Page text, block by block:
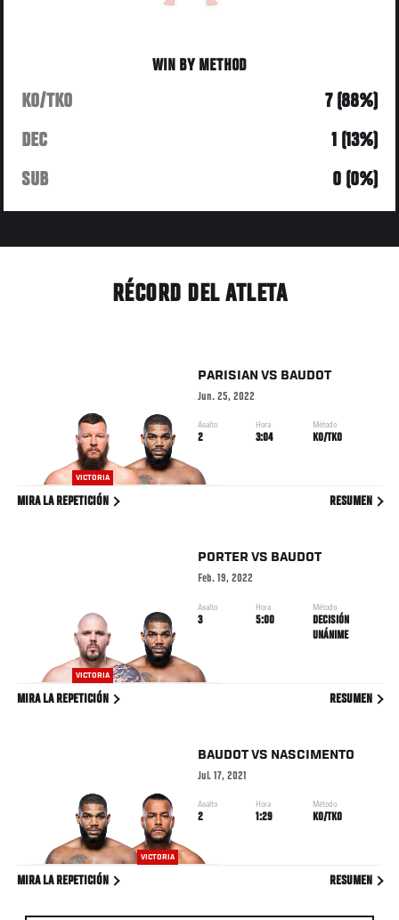
WIN BY METHOD
KO/TKO
7 (88%)
DEC
1 (13%)
SUB
0 (0%)
RÉCORD DEL ATLETA
VICTORIA
PARISIAN VS BAUDOT
Jun. 25, 2022
Asalto
2
Hora
3:04
Método
KO/TKO
MIRA LA REPETICIÓN RESUMEN
VICTORIA
PORTER VS BAUDOT
Feb. 19, 2022
Asalto
3
Hora
5:00
Método
DECISIÓN
UNÁNIME
MIRA LA REPETICIÓN RESUMEN
VICTORIA
BAUDOTVS NASCIMENTO
Jul. 17, 2021
Asalto
2
Hora
1:29
Método
KO/TKO
MIRA LA REPETICIÓN RESUMEN